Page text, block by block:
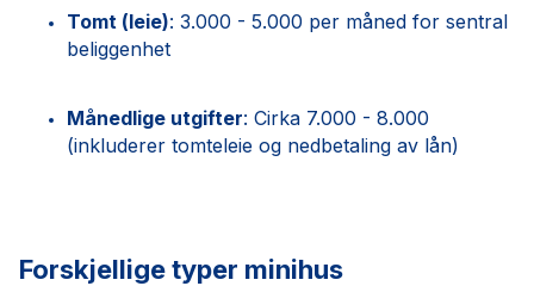
Tomt (leie): 3.000 - 5.000 per måned for sentral
beliggenhet
Månedlige utgifter: Cirka 7.000 - 8.000
(inkluderer tomteleie og nedbetaling av lån)
Forskjellige typer minihus